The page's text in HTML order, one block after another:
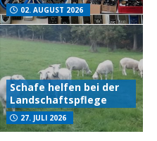
02. AUGUST 2026
Schafe helfen bei der
Landschaftspflege
27. JULI 2026